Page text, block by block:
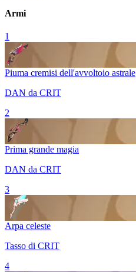
Armi
1
Piuma cremisi dell'avvoltoio astrale
DAN da CRIT
2
Prima grande magia
DAN da CRIT
3
Arpa celeste
Tasso di CRIT
4